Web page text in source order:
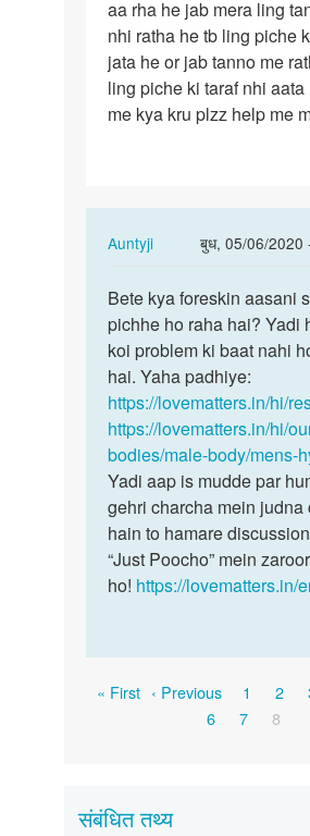
v
ling
mam
piche
ki…
aa rha he jab mera ling
nhi ratha he tb ling piche
jata he or jab tanno me
ling piche ki taraf nhi aata
me kya kru plzz help me
Auntyji
बुध, 05/06/2020
In
to
Mera
v
ling
mam
piche
ki…
by
Sonu
kumar
Bete
kya
foreskin
aasani
se…
Bete kya foreskin aasani
pichhe ho raha hai? Yadi
koi problem ki baat nahi
hai. Yaha padhiye:
https://lovematters.in/hi/
https://lovematters.in/hi/
bodies/male-body/mens-
Yadi aap is mudde par
gehri charcha mein judna
hain to hamare
“Just Poocho” mein
ho! https://lovematters.in/
Pagination
First
« First Previous
‹ Previous Page
1 Page
2
Page
6 Page
7 8
संबंधित तथ्य